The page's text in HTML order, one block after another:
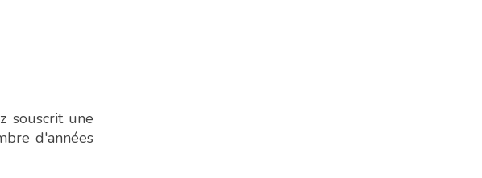
souscrit une
d'années